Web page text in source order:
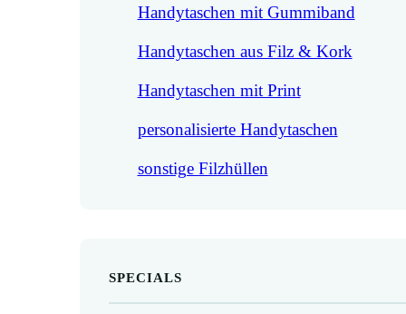
Handytaschen mit Gummiband
Handytaschen aus Filz & Kork
Handytaschen mit Print
personalisierte Handytaschen
sonstige Filzhüllen
SPECIALS